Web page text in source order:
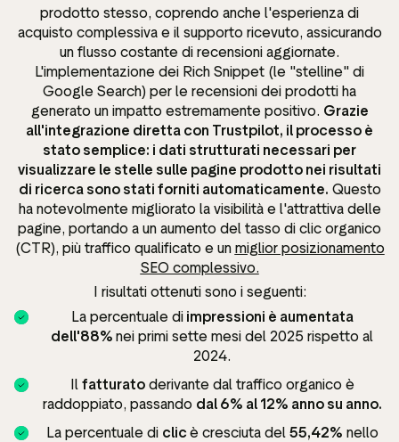
prodotto stesso, coprendo anche l'esperienza di
acquisto complessiva e il supporto ricevuto, assicurando
un flusso costante di recensioni aggiornate.
L'implementazione dei Rich Snippet (le "stelline" di
Google Search) per le recensioni dei prodotti ha
generato un impatto estremamente positivo. Grazie
all'integrazione diretta con Trustpilot, il processo è
stato semplice: i dati strutturati necessari per
visualizzare le stelle sulle pagine prodotto nei risultati
di ricerca sono stati forniti automaticamente. Questo
ha notevolmente migliorato la visibilità e l'attrattiva delle
pagine, portando a un aumento del tasso di clic organico
(CTR), più traffico qualificato e un miglior posizionamento
SEO complessivo.
I risultati ottenuti sono i seguenti:
La percentuale diimpressioni è aumentata
dell'88% nei primi sette mesi del 2025 rispetto al
2024.
Il fatturatoderivante dal traffico organico è
raddoppiato, passando dal 6% al 12% anno su anno.
La percentuale di clic è cresciuta del 55,42% nello